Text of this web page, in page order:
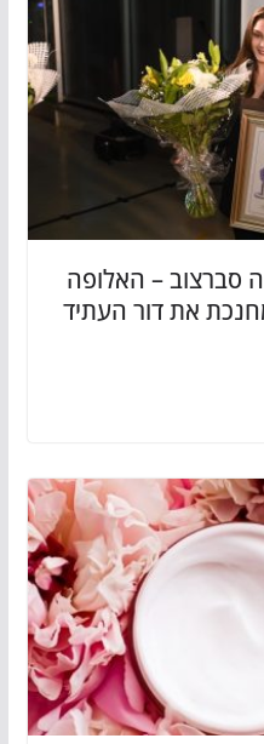
סברצוב – האלופה
את דור העתיד